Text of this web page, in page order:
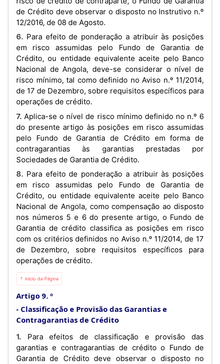
de Crédito deve observar o disposto no Instrutivo n.º
12/2016, de 08 de Agosto.
6. Para efeito de ponderação a atribuir às posições
em risco assumidas pelo Fundo de Garantia de
Crédito, ou entidade equivalente aceite pelo Banco
Nacional de Angola, deve-se considerar o nível de
risco mínimo, tal como definido no Aviso n.º 11/2014,
de 17 de Dezembro, sobre requisitos específicos para
operações de crédito.
7. Aplica-se o nível de risco mínimo definido no n.º 6
do presente artigo às posições em risco assumidas
pelo Fundo de Garantia de Crédito em forma de
contragarantias às garantias prestadas por
Sociedades de Garantia de Crédito.
8. Para efeito de ponderação a atribuir às posições
em risco assumidas pelo Fundo de Garantia de
Crédito, ou entidade equivalente aceite pelo Banco
Nacional de Angola, como compensação ao disposto
nos números 5 e 6 do presente artigo, o Fundo de
Garantia de crédito classifica as posições em risco
com os critérios definidos no Aviso n.º 11/2014, de 17
de Dezembro, sobre requisitos específicos para
operações de crédito.
⇡ Início da Página
Artigo 9. º
Classificação e Provisão das Garantias e
Contragarantias de Crédito
1. Para efeitos de classificação e provisão das
garantias e contragarantias de crédito o Fundo de
Garantia de Crédito deve observar o disposto no